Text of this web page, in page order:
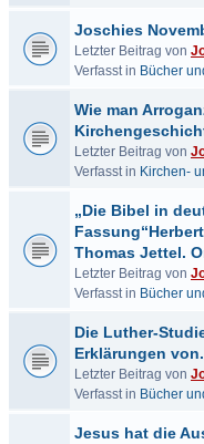
Joschies
Letzter Beitrag von
Verfasst in Bücher
Wie man
Letzter Beitrag von
Verfasst in Kirchen-
„Die Bibel in
Thomas Jettel.
Letzter Beitrag von
Verfasst in Bücher
Die Luther-
Erklärungen
Letzter Beitrag von
Verfasst in Bücher
Jesus hat die